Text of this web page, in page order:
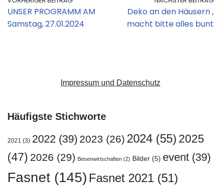
UNSER PROGRAMM AM
Samstag, 27.01.2024
Deko an den Häusern ,
macht bitte alles bunt
Impressum und Datenschutz
Häufigste Stichworte
2021 (3) 2022 (39) 2023 (26) 2024 (55) 2025
(47) 2026 (29) Besenwirtschaften (2) Bilder (5) event (39)
Fasnet (145) Fasnet 2021 (51)